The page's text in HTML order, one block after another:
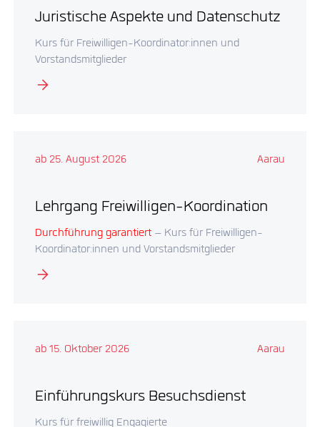
Juristische Aspekte und Datenschutz
Kurs für Freiwilligen-Koordinator:innen und
Vorstandsmitglieder
ab 25. August 2026 Aarau
Lehrgang Freiwilligen-Koordination
Durchführung garantiert– Kurs für Freiwilligen-
Koordinator:innen und Vorstandsmitglieder
ab 15. Oktober 2026 Aarau
Einführungskurs Besuchsdienst
Kurs für freiwillig Engagierte